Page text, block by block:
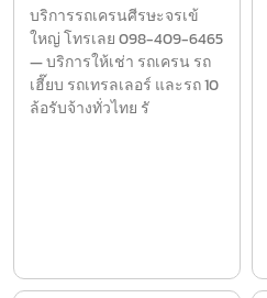
บริการรถเครนศีรษะจรเข้
ใหญ่ โทรเลย 098-409-6465
— บริการให้เช่า รถเครน รถ
เฮี๊ยบ รถเทรลเลอร์ และรถ 10
ล้อรับจ้างทั่วไทย รั